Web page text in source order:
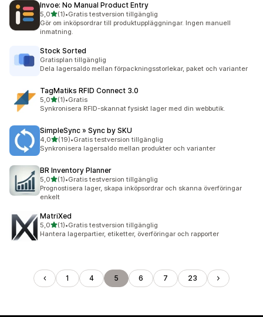
Invoe: No Manual Product Entry
5,0av 5 stjärnor
(1)
1 recensioner totalt
•Gratis testversion tillgänglig
Gör om inköpsordrar till produktuppläggningar. Ingen manuell
inmatning.
Stock Sorted
Gratisplan tillgänglig
Dela lagersaldo mellan förpackningsstorlekar, paket och varianter
TagMatiks RFID Connect 3.0
5,0av 5 stjärnor
(1)
1 recensioner totalt
•Gratis
Synkronisera RFID-skannat fysiskt lager med din webbutik.
SimpleSync » Sync by SKU
4,0av 5 stjärnor
(19)
19 recensioner totalt
•Gratis testversion tillgänglig
Synkronisera lagersaldo mellan produkter och varianter
BR Inventory Planner
5,0av 5 stjärnor
(1)
1 recensioner totalt
•Gratis testversion tillgänglig
Prognostisera lager, skapa inköpsordrar och skanna överföringar
enkelt
MatriXed
5,0av 5 stjärnor
(1)
1 recensioner totalt
•Gratis testversion tillgänglig
Hantera lagerpartier, etiketter, överföringar och rapporter
1 4 5 6 7 23